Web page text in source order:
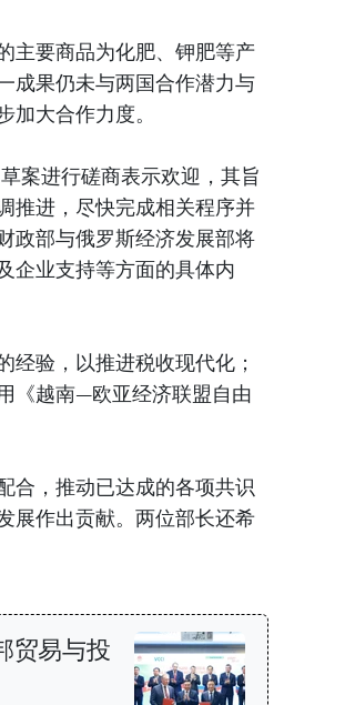
主要商品为化肥、钾肥等产
成果仍未与两国合作潜力与
大合作力度。
案进行磋商表示欢迎，其旨
推进，尽快完成相关程序并
政部与俄罗斯经济发展部将
企业支持等方面的具体内
经验，以推进税收现代化；
《越南—欧亚经济联盟自由
合，推动已达成的各项共识
展作出贡献。两位部长还希
贸易与投